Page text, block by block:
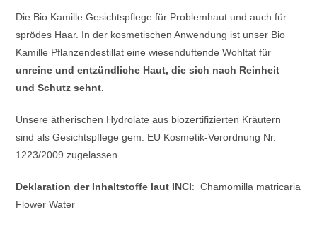
Die Bio Kamille Gesichtspflege für Problemhaut und auch für
sprödes Haar. In der kosmetischen Anwendung ist unser Bio
Kamille Pflanzendestillat eine wiesenduftende Wohltat für
unreine und entzündliche Haut, die sich nach Reinheit
und Schutz sehnt.
Unsere ätherischen Hydrolate aus biozertifizierten Kräutern
sind als Gesichtspflege gem. EU Kosmetik-Verordnung Nr.
1223/2009 zugelassen
Deklaration der Inhaltstoffe laut INCI: Chamomilla matricaria
Flower Water